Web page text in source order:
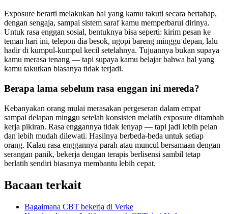
Exposure berarti melakukan hal yang kamu takuti secara bertahap,
dengan sengaja, sampai sistem saraf kamu memperbarui dirinya.
Untuk rasa enggan sosial, bentuknya bisa seperti: kirim pesan ke
teman hari ini, telepon dia besok, ngopi bareng minggu depan, lalu
hadir di kumpul-kumpul kecil setelahnya. Tujuannya bukan supaya
kamu merasa tenang — tapi supaya kamu belajar bahwa hal yang
kamu takutkan biasanya tidak terjadi.
Berapa lama sebelum rasa enggan ini mereda?
Kebanyakan orang mulai merasakan pergeseran dalam empat
sampai delapan minggu setelah konsisten melatih exposure ditambah
kerja pikiran. Rasa enggannya tidak lenyap — tapi jadi lebih pelan
dan lebih mudah dilewati. Hasilnya berbeda-beda untuk setiap
orang. Kalau rasa enggannya parah atau muncul bersamaan dengan
serangan panik, bekerja dengan terapis berlisensi sambil tetap
berlatih sendiri biasanya membantu lebih cepat.
Bacaan terkait
Bagaimana CBT bekerja di Verke